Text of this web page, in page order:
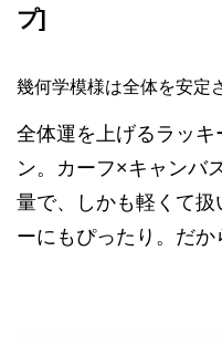
プ]
幾何学模様は全体を安定
全体運を上げるラッ
ン。カーフ×キャンバ
量で、しかも軽くて
ーにもぴったり。だか